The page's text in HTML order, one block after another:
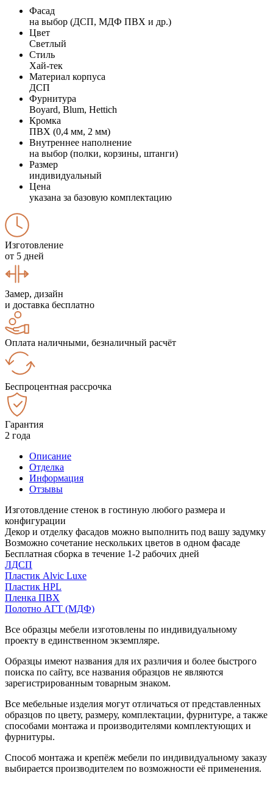
Фасад
на выбор (ДСП, МДФ ПВХ и др.)
Цвет
Светлый
Стиль
Хай-тек
Материал корпуса
ДСП
Фурнитура
Boyard, Blum, Hettich
Кромка
ПВХ (0,4 мм, 2 мм)
Внутреннее наполнение
на выбор (полки, корзины, штанги)
Размер
индивидуальный
Цена
указана за базовую комплектацию
Изготовление
от 5 дней
Замер, дизайн
и доставка бесплатно
Оплата наличными, безналичный расчёт
Беспроцентная рассрочка
Гарантия
2 года
Описание
Отделка
Информация
Отзывы
Изготовлдение стенок в гостиную любого размера и
конфигурации
Декор и отделку фасадов можно выполнить под вашу задумку
Возможно сочетание нескольких цветов в одном фасаде
Бесплатная сборка в течение 1-2 рабочих дней
ЛДСП
Пластик Alvic Luxe
Пластик HPL
Пленка ПВХ
Полотно АГТ (МДФ)
Все образцы мебели изготовлены по индивидуальному
проекту в единственном экземпляре.
Образцы имеют названия для их различия и более быстрого
поиска по сайту, все названия образцов не являются
зарегистрированным товарным знаком.
Все мебельные изделия могут отличаться от представленных
образцов по цвету, размеру, комплектации, фурнитуре, а также
способами монтажа и производителями комплектующих и
фурнитуры.
Способ монтажа и крепёж мебели по индивидуальному заказу
выбирается производителем по возможности её применения.